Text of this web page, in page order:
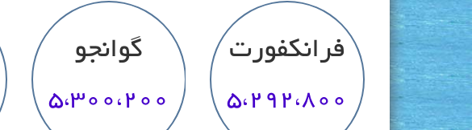
فرانکفورت
5،292،800
گوانجو
5،300،200